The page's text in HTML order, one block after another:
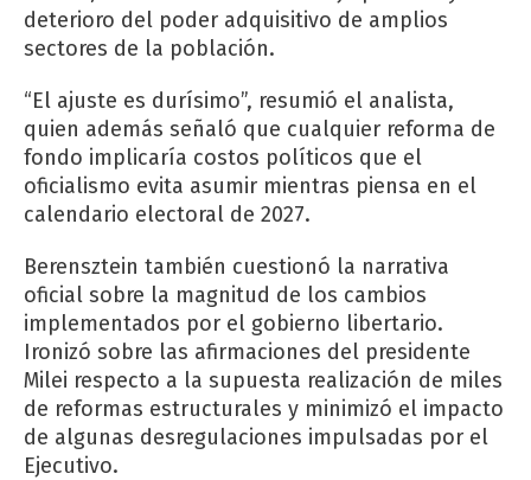
deterioro del poder adquisitivo de amplios
sectores de la población.
“El ajuste es durísimo”, resumió el analista,
quien además señaló que cualquier reforma de
fondo implicaría costos políticos que el
oficialismo evita asumir mientras piensa en el
calendario electoral de 2027.
Berensztein también cuestionó la narrativa
oficial sobre la magnitud de los cambios
implementados por el gobierno libertario.
Ironizó sobre las afirmaciones del presidente
Milei respecto a la supuesta realización de miles
de reformas estructurales y minimizó el impacto
de algunas desregulaciones impulsadas por el
Ejecutivo.